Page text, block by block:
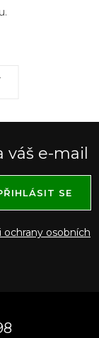
e-mail
osobních
SE